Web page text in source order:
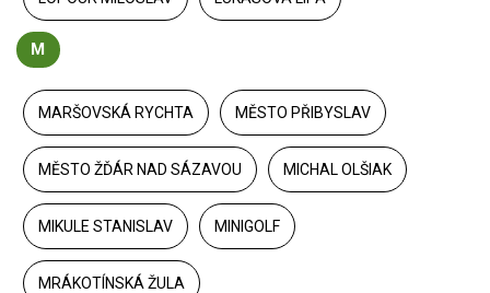
M
MARŠOVSKÁ RYCHTA MĚSTO PŘIBYSLAV
MĚSTO ŽĎÁR NAD SÁZAVOU MICHAL OLŠIAK
MIKULE STANISLAV MINIGOLF
MRÁKOTÍNSKÁ ŽULA